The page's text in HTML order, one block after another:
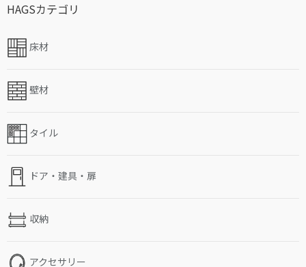
HAGSカテゴリ
床材
壁材
タイル
ドア・建具・扉
収納
アクセサリー